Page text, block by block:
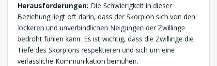
Herausforderungen: Die Schwierigkeit in dieser
Beziehung liegt oft darin, dass der Skorpion sich von den
lockeren und unverbindlichen Neigungen der Zwillinge
bedroht fühlen kann. Es ist wichtig, dass die Zwillinge die
Tiefe des Skorpions respektieren und sich um eine
verlässliche Kommunikation bemühen.